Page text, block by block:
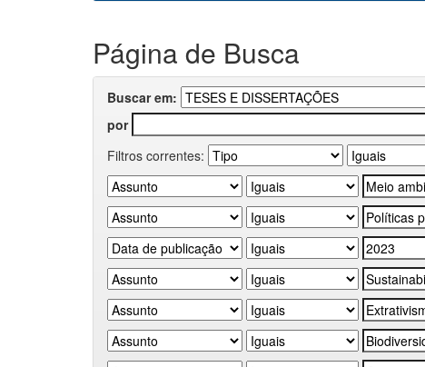
Página de Busca
Buscar em:
por
Filtros correntes: